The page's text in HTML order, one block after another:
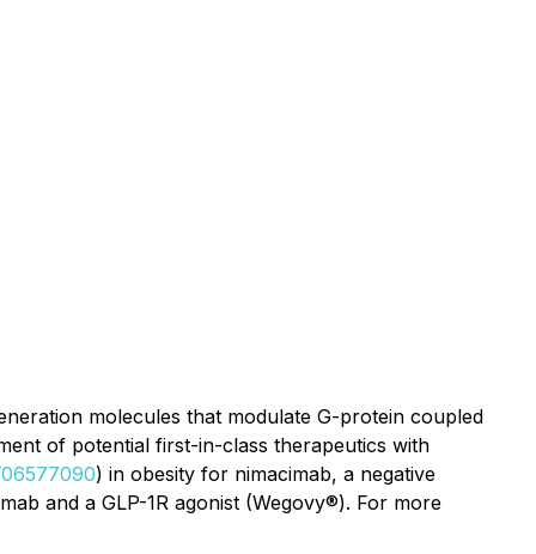
molecules that modulate G-protein coupled
of potential first-in-class therapeutics with
) in obesity for nimacimab, a negative
and a GLP-1R agonist (Wegovy®). For more